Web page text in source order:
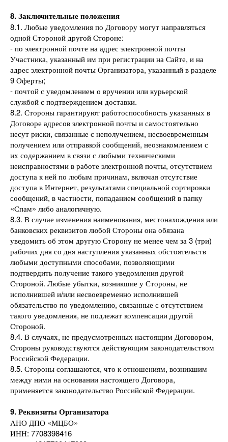
8. Заключительные положения
8.1. Любые уведомления по Договору могут направляться
одной Стороной другой Стороне:
- по электронной почте на адрес электронной почты
Участника, указанный им при регистрации на Сайте, и на
адрес электронной почты Организатора, указанный в разделе
9 Оферты;
- почтой с уведомлением о вручении или курьерской
службой с подтверждением доставки.
8.2. Стороны гарантируют работоспособность указанных в
Договоре адресов электронной почты и самостоятельно
несут риски, связанные с неполучением, несвоевременным
получением или отправкой сообщений, неознакомлением с
их содержанием в связи с любыми техническими
неисправностями в работе электронной почты, отсутствием
доступа к ней по любым причинам, включая отсутствие
доступа в Интернет, результатами специальной сортировки
сообщений, в частности, попаданием сообщений в папку
«Спам» либо аналогичную.
8.3. В случае изменения наименования, местонахождения или
банковских реквизитов любой Стороны она обязана
уведомить об этом другую Сторону не менее чем за 3 (три)
рабочих дня со дня наступления указанных обстоятельств
любыми доступными способами, позволяющими
подтвердить получение такого уведомления другой
Стороной. Любые убытки, возникшие у Стороны, не
исполнившей и/или несвоевременно исполнившей
обязательство по уведомлению, связанные с отсутствием
такого уведомления, не подлежат компенсации другой
Стороной.
8.4. В случаях, не предусмотренных настоящим Договором,
Стороны руководствуются действующим законодательством
Российской Федерации.
8.5. Стороны соглашаются, что к отношениям, возникшим
между ними на основании настоящего Договора,
применяется законодательство Российской Федерации.
9. Реквизиты Организатора
АНО ДПО «МЦБО»
ИНН: 7708398416